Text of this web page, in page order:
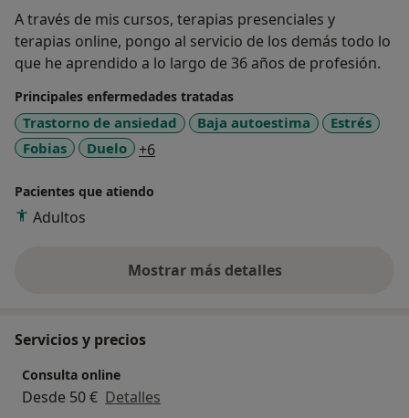
A través de mis cursos, terapias presenciales y
terapias online, pongo al servicio de los demás todo lo
que he aprendido a lo largo de 36 años de profesión.
Principales enfermedades tratadas
Trastorno de ansiedad Baja autoestima
Estrés
Fobias
Duelo +6a11y_sr_more_diseases
Pacientes que atiendo
Adultos
Mostrar más detalles
sobre la experiencia
Servicios y precios
Consulta online
Desde 50 € Detalles